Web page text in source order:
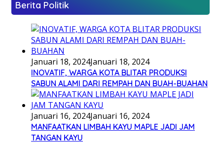
Berita Politik
Januari 18, 2024Januari 18, 2024
INOVATIF, WARGA KOTA BLITAR PRODUKSI
SABUN ALAMI DARI REMPAH DAN BUAH-BUAHAN
Januari 16, 2024Januari 16, 2024
MANFAATKAN LIMBAH KAYU MAPLE JADI JAM
TANGAN KAYU